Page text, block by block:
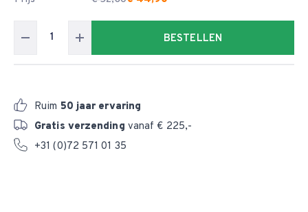
BESTELLEN
Ruim 50 jaar ervaring
Gratis verzending vanaf € 225,-
+31 (0)72 571 01 35